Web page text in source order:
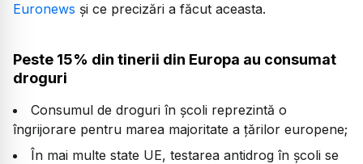
Euronews și ce precizări a făcut aceasta.
Peste 15% din tinerii din Europa au consumat
droguri
Consumul de droguri în școli reprezintă o
îngrijorare pentru marea majoritate a țărilor europene;
În mai multe state UE, testarea antidrog în școli se